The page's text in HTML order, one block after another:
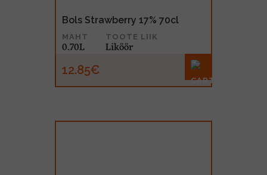
Bols Strawberry 17% 70cl
MAHT
0.70L
TOOTE LIIK
Liköör
12.85€